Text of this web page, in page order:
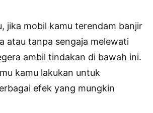
jika mobil kamu terendam banjir
atau tanpa sengaja melewati
ambil tindakan di bawah ini.
kamu lakukan untuk
efek yang mungkin